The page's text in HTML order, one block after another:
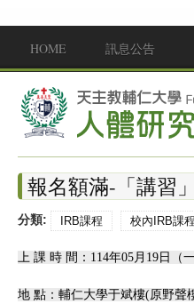
Main menu
HOME 訊息公告
報名額滿-「講習
分類: IRB課程 校內IRB課程
上 課 時 間：114年05月19日（
地 點：輔仁大學于斌樓(原野聲